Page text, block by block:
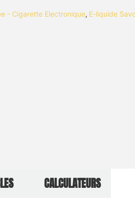
- Cigarette Electronique, E-liquide
CALCULATEURS